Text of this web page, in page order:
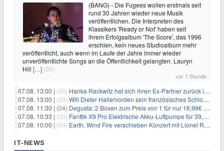
(BANG) - Die Fugees wollen erstmals seit
rund 30 Jahren wieder neue Musik
veröffentlichen. Die Interpreten des
Klassikers 'Ready or Not' haben seit
ihrem Erfolgsalbum 'The Score', das 1996
erschien, kein neues Studioalbum mehr
veröffentlicht, auch wenn im Laufe der Jahre immer wieder
unveröffentlichte Songs an die Öffentlichkeit gelangten. Lauryn
Hill […] (00)
vor 1 Stunde
07.08. 13:00 | (00) Hanka Rackwitz hat sich ihren Ex-Partner zurück ins Haus geholt
07.08. 13:00 | (00) Will Dieter Hallervorden sein französisches Schloss verkaufen?
07.08. 11:30 | (04) Degusta: 2 Boxen zum Preis von 1 für nur 16,99€ inkl. Versand
07.08. 10:33 | (00) Fanttik X9 Pro Elektrische Akku-Luftpumpe für 39,99€
07.08. 10:00 | (00) Earth, Wind Fire verschieben Konzert mit Lionel Richie nach medizinischem Notfall
IT-NEWS